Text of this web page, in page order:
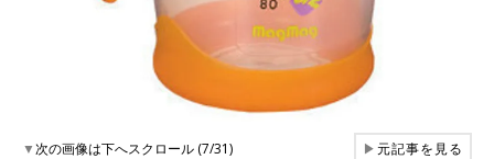
▼次の画像は下へスクロール (7/31) ▶元記事を見る